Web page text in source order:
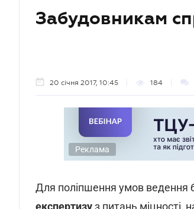
Забудовникам
20 січня 2017, 10:45 184
Реклама
Для поліпшення умов ведення
експертизуз питань міцності,